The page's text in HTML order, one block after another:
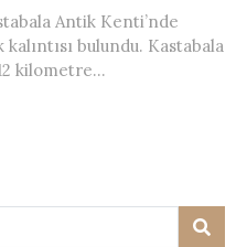
Antik Kenti’nde
bulundu. Kastabala
kilometre...